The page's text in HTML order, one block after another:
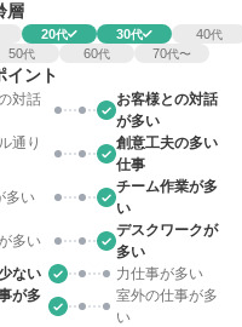
層
20代 30代 40代
50代 60代 70代〜
イント
対話
お客様との対話
が多い
通り
創意工夫の多い
仕事
多い
チーム作業が多
い
多い
デスクワークが
多い
ない
力仕事が多い
が多
室外の仕事が多
い